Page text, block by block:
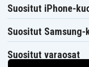
Envy 17, HP
HP Pro x2, HP
ProBook 445,
HP ProBook
45 ProBook
Suositut iPhone-
Suositut Samsung-
Suositut varaosat